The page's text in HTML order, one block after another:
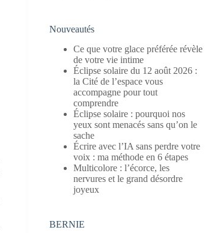
Nouveautés
Ce que votre glace préférée révèle
de votre vie intime
Éclipse solaire du 12 août 2026 :
la Cité de l’espace vous
accompagne pour tout
comprendre
Éclipse solaire : pourquoi nos
yeux sont menacés sans qu’on le
sache
Écrire avec l’IA sans perdre votre
voix : ma méthode en 6 étapes
Multicolore : l’écorce, les
nervures et le grand désordre
joyeux
BERNIE